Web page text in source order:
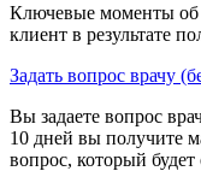
Ключевые моменты об
клиент в результате
Задать вопрос врачу
Вы задаете вопрос
10 дней вы получите
вопрос, который